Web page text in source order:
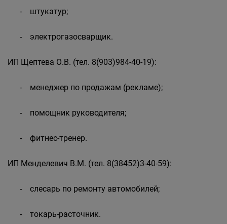
- штукатур;
- электрогазосварщик.
ИП Щептева О.В. (тел. 8(903)984-40-19):
- менеджер по продажам (рекламе);
- помощник руководителя;
- фитнес-тренер.
ИП Менделевич В.М. (тел. 8(38452)3-40-59):
- слесарь по ремонту автомобилей;
- токарь-расточник.